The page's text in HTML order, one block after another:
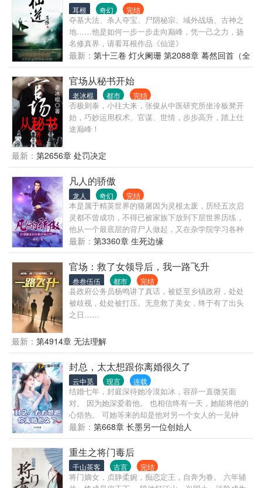
耳根 奇幻 完结
夺基大法、杀人夺宝、尸阴秘宗、域外战场、古神之
地……他是如何一步一步走向巅峰，凭一己之力，扬
名修真界，请看耳根作品《仙逆》
最新： 第十三卷 灯火阑珊 第2088章 蓦然回首（全
书完）
官场从秘书开始
老冰棍 都市 完结
否极则泰，小往大来，张俊从中医研究所坐冷板凳开
始，巧妙运用权术、官谋、世情，步步高升，踏上仕
途巅峰！
最新： 第2656章 处罚决定
凡人的骄傲
龙人 奇幻 完结
本是属于精英世界的骆屠因为灵根太废，历经五次启
灵都不曾成功，不得已被家族下放到下层世界历练，
他从一个最底层的背尸人做起，又在杂学院学习各种
生存技能，一步步积累财富准备继续启灵。一个意外
机缘之下，他获得了空灵戒，并救起了灵族的小姑娘
江敏，两人相互扶持之下一路发迹，但这时，一个进
入精英世界的机缘摆在了他的面前，为了夺取这个机
会，下层世界的骆家对他一路追杀，当他一路披荆斩
棘来到骆家后，却发现一个更大的陷阱已经向他扑
来。
最新： 第3360章 生死边缘
官场：救了女领导后，我一路飞升
叁叁伍伍 都市 完结
县政府公务员杨鸣讲了真话，被贬至乡镇政府，处处
被歧视，处处被打压。无意救了美女，终于有了出头
之日……
最新： 第4914章 无法理解
封总，太太想跟你离婚很久了
云中觅 现言 连载
结婚七年，封庭深待她冷漠如冰，容辞一直微笑面
对。 因为她深爱着他。 也相信终有一天，她能将他的
心焐热。 可她等来的却是他对另一个女人的一见钟
情，呵护备至。 她依旧苦苦坚守他们的婚姻。 直到她
生日当天，千里迢迢飞国外找他和女儿，他却带着女
儿去陪那个女人，丢她一个人独守空房。 她终于彻底
死心。 看着亲手带大的女儿要别的女人做她妈妈，容
辞也不再心疼。 拟好离婚协议，放弃抚养权，她潇洒
离去，从此对他们父女不闻不问，坐等离婚证办下
最新： 第668章 长墨另一位创始人
重生之将门毒后
千山茶客 古言 完结
将门嫡女，贞静柔婉，痴恋定王，自奔为眷。 六年辅